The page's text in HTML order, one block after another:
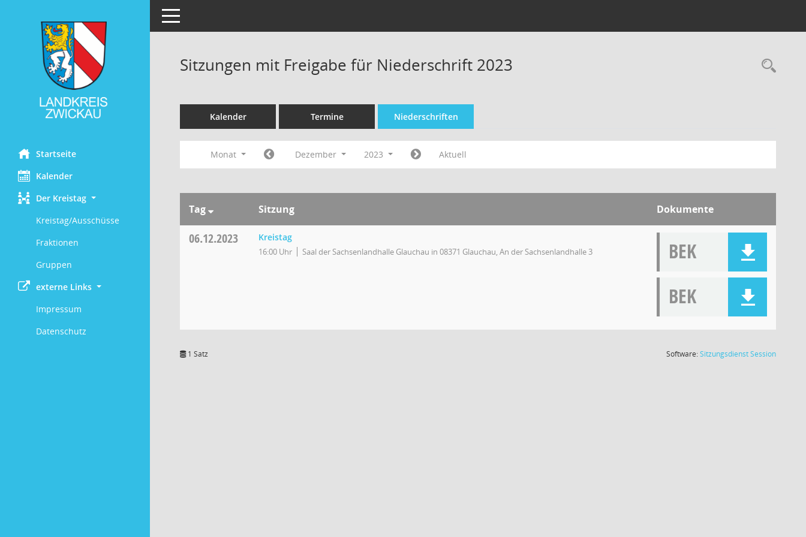
Startseite
Kalender
Der Kreistag
Kreistag/Ausschüsse
Fraktionen
Gruppen
externe Links
Impressum
Datenschutz
Toggle navigation
Sitzungen mit Freigabe für Niederschrift 2023
Kalender Termine Niederschriften
Monat Dezember 2023 Aktuell
Tag Sitzung Dokumente
06.12.2023 Kreistag
16:00 Uhr Saal der Sachsenlandhalle Glauchau in 08371 Glauchau, An der Sachsenlandhalle 3
BEK
BEK
1 Satz Software:SitzungsdienstSession(Wird in